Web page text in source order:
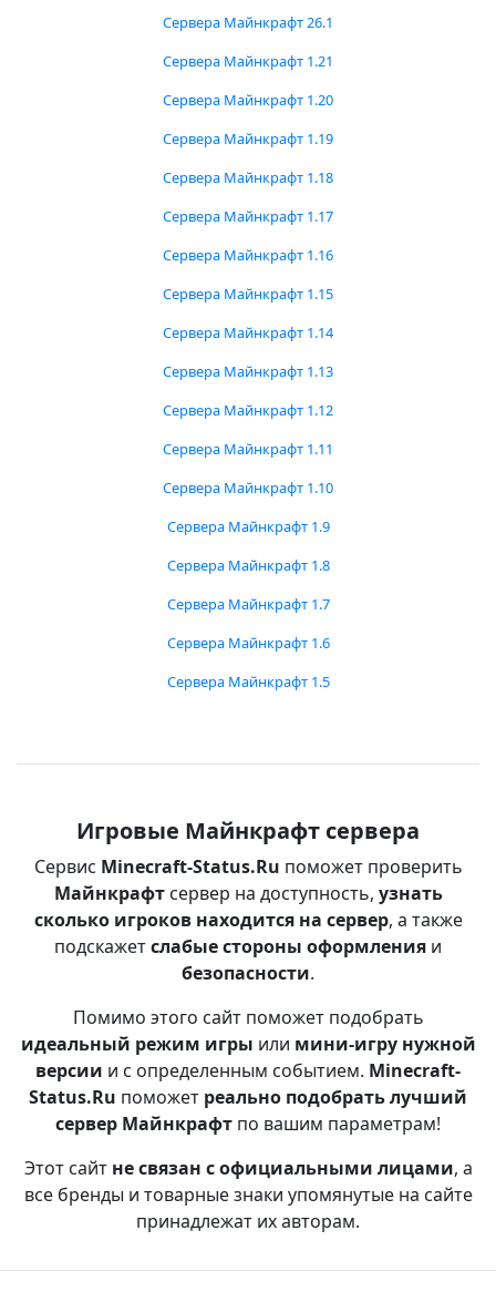
Сервера Майнкрафт 26.1
Сервера Майнкрафт 1.21
Сервера Майнкрафт 1.20
Сервера Майнкрафт 1.19
Сервера Майнкрафт 1.18
Сервера Майнкрафт 1.17
Сервера Майнкрафт 1.16
Сервера Майнкрафт 1.15
Сервера Майнкрафт 1.14
Сервера Майнкрафт 1.13
Сервера Майнкрафт 1.12
Сервера Майнкрафт 1.11
Сервера Майнкрафт 1.10
Сервера Майнкрафт 1.9
Сервера Майнкрафт 1.8
Сервера Майнкрафт 1.7
Сервера Майнкрафт 1.6
Сервера Майнкрафт 1.5
Игровые Майнкрафт сервера
Сервис Minecraft-Status.Ru поможет проверить
Майнкрафтсервер на доступность, узнать
сколько игроков находится на сервер, а также
подскажетслабые стороны оформления и
безопасности.
Помимо этого сайт поможет подобрать
идеальный режим игры или мини-игру нужной
версии и с определенным событием. Minecraft-
Status.Ru поможет реально подобрать лучший
сервер Майнкрафт по вашим параметрам!
Этот сайт не связан с официальными лицами, а
все бренды и товарные знаки упомянутые на сайте
принадлежат их авторам.